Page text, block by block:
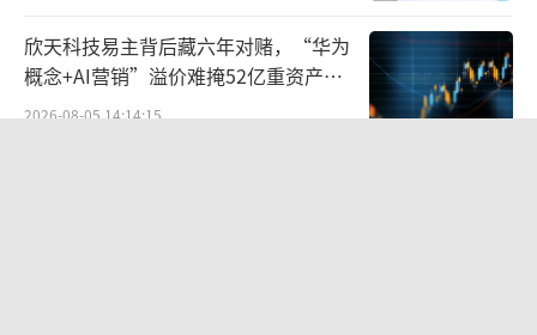
今年2月，吴清出任证监会第十任主席，成
为证券监管加速改革的又一个重要信号。
欣天科技易主背后藏六年对赌，“华为
概念+AI营销”溢价难掩52亿重资产考
验
2026-08-05 14:14:15